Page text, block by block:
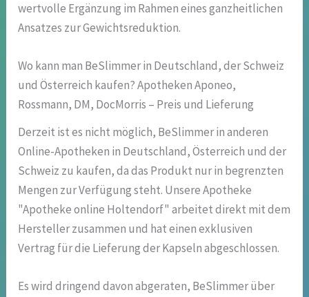
wertvolle Ergänzung im Rahmen eines ganzheitlichen
Ansatzes zur Gewichtsreduktion.
Wo kann man BeSlimmer in Deutschland, der Schweiz
und Österreich kaufen? Apotheken Aponeo,
Rossmann, DM, DocMorris – Preis und Lieferung
Derzeit ist es nicht möglich, BeSlimmer in anderen
Online-Apotheken in Deutschland, Österreich und der
Schweiz zu kaufen, da das Produkt nur in begrenzten
Mengen zur Verfügung steht. Unsere Apotheke
"Apotheke online Holtendorf" arbeitet direkt mit dem
Hersteller zusammen und hat einen exklusiven
Vertrag für die Lieferung der Kapseln abgeschlossen.
Es wird dringend davon abgeraten, BeSlimmer über